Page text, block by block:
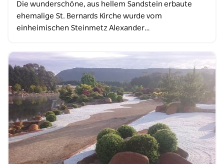
Die wunderschöne, aus hellem Sandstein erbaute
ehemalige St. Bernards Kirche wurde vom
einheimischen Steinmetz Alexander…